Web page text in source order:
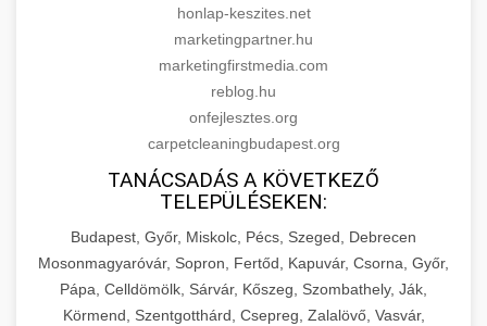
honlap-keszites.net
marketingpartner.hu
marketingfirstmedia.com
reblog.hu
onfejlesztes.org
carpetcleaningbudapest.org
TANÁCSADÁS A KÖVETKEZŐ
TELEPÜLÉSEKEN:
Budapest, Győr, Miskolc, Pécs, Szeged, Debrecen
Mosonmagyaróvár, Sopron, Fertőd, Kapuvár, Csorna, Győr,
Pápa, Celldömölk, Sárvár, Kőszeg, Szombathely, Ják,
Körmend, Szentgotthárd, Csepreg, Zalalövő, Vasvár,